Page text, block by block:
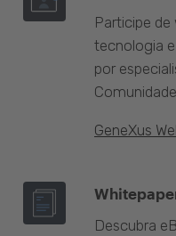
Participe de
tecnologia
por
GeneXus
Descubra